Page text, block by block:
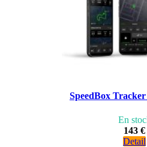
SpeedBox
En
143 €
Detail